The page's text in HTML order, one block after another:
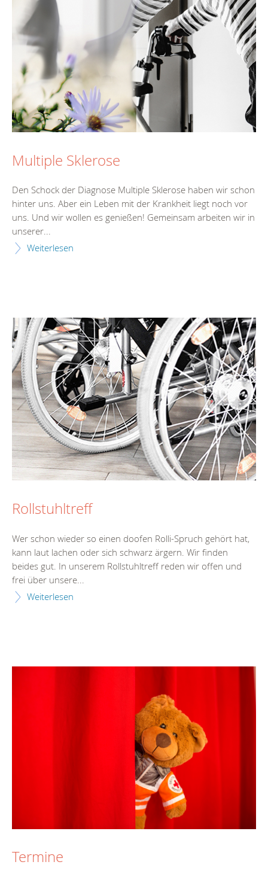
Multiple Sklerose
Den Schock der Diagnose Multiple Sklerose haben wir schon
hinter uns. Aber ein Leben mit der Krankheit liegt noch vor
uns. Und wir wollen es genießen! Gemeinsam arbeiten wir in
unserer...
Weiterlesen
Rollstuhltreff
Wer schon wieder so einen doofen Rolli-Spruch gehört hat,
kann laut lachen oder sich schwarz ärgern. Wir finden
beides gut. In unserem Rollstuhltreff reden wir offen und
frei über unsere...
Weiterlesen
Termine